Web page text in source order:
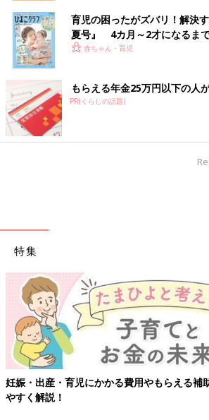
育児の困ったがズバリ！解決
夏号』 4カ月～2才になるま
いっぱい！
赤ちゃん・育児
もらえる年金25万円以下の人
PR(くらしの話題)
特集
金をわかり
【ワクチン接種できるもの